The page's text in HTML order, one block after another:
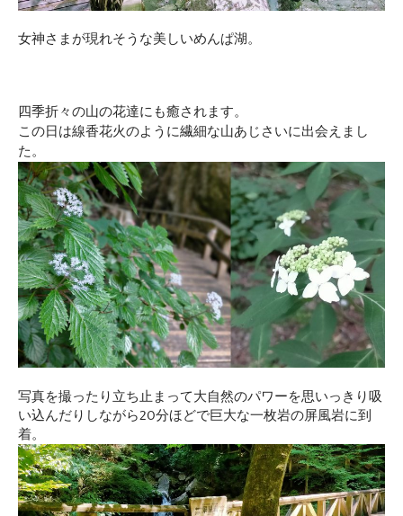
女神さまが現れそうな美しいめんぱ湖。
四季折々の山の花達にも癒されます。
この日は線香花火のように繊細な山あじさいに出会えまし
た。
写真を撮ったり立ち止まって大自然のパワーを思いっきり吸
い込んだりしながら20分ほどで巨大な一枚岩の屏風岩に到
着。